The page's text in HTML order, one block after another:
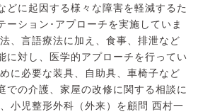
どに起因する様々な障害を軽減するた
ーション･アプローチを実施していま
、言語療法に加え、食事、排泄など
に対し、医学的アプローチを行ってい
に必要な装具、自助具、車椅子など
での介護、家屋の改修に関する相談に
小児整形外科（外来）を顧問 西村一